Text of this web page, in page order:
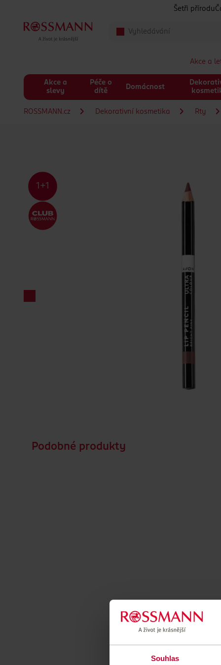
Souhlas
Šetři přírodu
Akce a
Akce a
slevy
Péče o
dítě
Domácnost
ROSSMANN.cz Dekorativní kosmetika Rty
Podobné produkty